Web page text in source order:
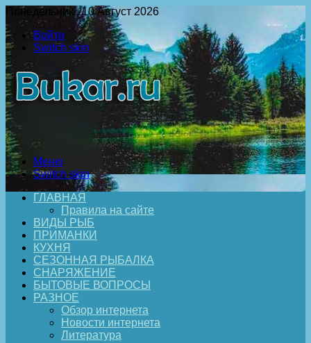
Понедельник , 10 Август 2026
Войти
Switch skin
Меню
Switch skin
ГЛАВНАЯ
Правила на сайте
ВИДЫ РЫБ
ПРИМАНКИ
КУХНЯ
СЕЗОННАЯ РЫБАЛКА
СНАРЯЖЕНИЕ
БЫТОВЫЕ ВОПРОСЫ
РАЗНОЕ
Обзор интернета
Новости интернета
Литература